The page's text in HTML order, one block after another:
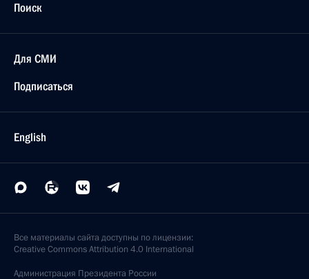
Поиск
Для СМИ
Подписаться
English
Все материалы сайта доступны по лицензии:
Creative Commons Attribution 4.0 International
Администрация Президента России